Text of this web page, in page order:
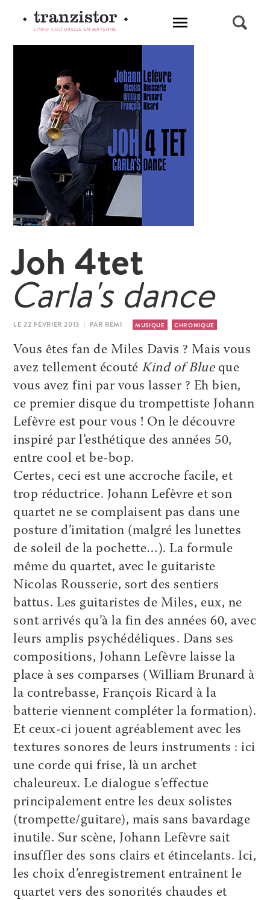
L'INFO CULTURELLE EN MAYENNE
Joh 4tet
Carla's dance
LE 22 FÉVRIER 2013 | PAR RÉMI MUSIQUE CHRONIQUE
Vous êtes fan de Miles Davis ? Mais vous
avez tellement écouté Kind of Blueque
vous avez fini par vous lasser ? Eh bien,
ce premier disque du trompettiste Johann
Lefèvre est pour vous ! On le découvre
inspiré par l’esthétique des années 50,
entre cool et be-bop.
Certes, ceci est une accroche facile, et
trop réductrice. Johann Lefèvre et son
quartet ne se complaisent pas dans une
posture d’imitation (malgré les lunettes
de soleil de la pochette…). La formule
même du quartet, avec le guitariste
Nicolas Rousserie, sort des sentiers
battus. Les guitaristes de Miles, eux, ne
sont arrivés qu’à la fin des années 60, avec
leurs amplis psychédéliques. Dans ses
compositions, Johann Lefèvre laisse la
place à ses comparses (William Brunard à
la contrebasse, François Ricard à la
batterie viennent compléter la formation).
Et ceux-ci jouent agréablement avec les
textures sonores de leurs instruments : ici
une corde qui frise, là un archet
chaleureux. Le dialogue s’effectue
principalement entre les deux solistes
(trompette/guitare), mais sans bavardage
inutile. Sur scène, Johann Lefèvre sait
insuffler des sons clairs et étincelants. Ici,
les choix d’enregistrement entraînent le
quartet vers des sonorités chaudes et